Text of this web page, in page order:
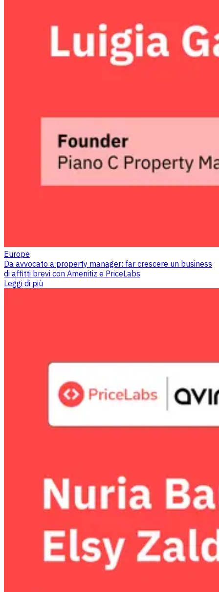
Europe
Da avvocato a property manager: far crescere un business
di affitti brevi con Amenitiz e PriceLabs
Leggi di più